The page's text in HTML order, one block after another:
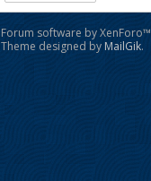
Forum software by XenForo™
Theme designed by MailGik.